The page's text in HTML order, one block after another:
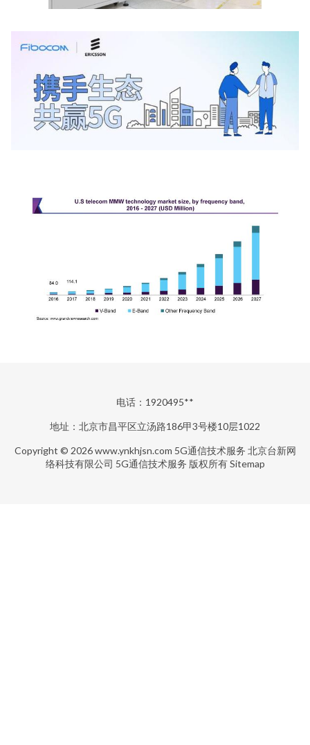
电话：1920495**
地址：北京市昌平区立汤路186甲3号楼10层1022
Copyright © 2026www.ynkhjsn.com 5G通信技术服务 北京台新网
络科技有限公司 5G通信技术服务 版权所有Sitemap